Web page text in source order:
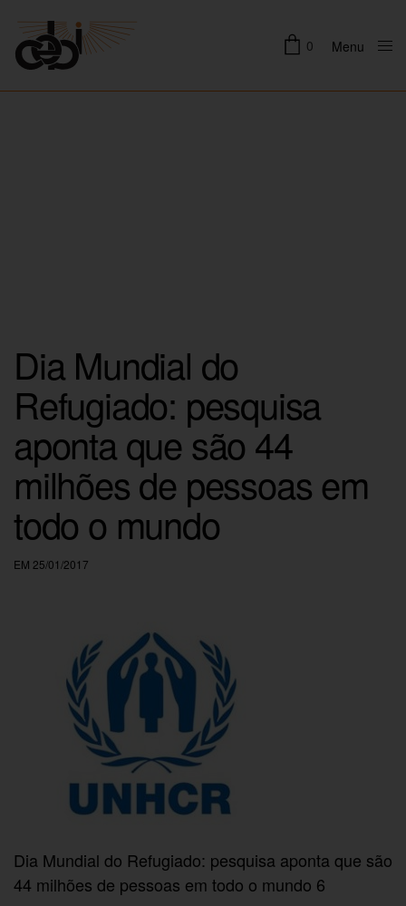
0 Menu
Dia Mundial do
Refugiado: pesquisa
aponta que são 44
milhões de pessoas em
todo o mundo
EM 25/01/2017
Dia Mundial do Refugiado: pesquisa aponta que são
44 milhões de pessoas em todo o mundo 6